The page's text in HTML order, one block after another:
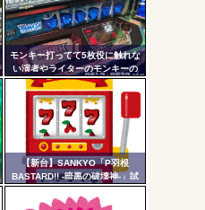
モンキー打ってて5枚役に触れな
い演者やライターのモンキーの
講釈とか薄寒いだけだよな
【新台】SANKYO「P羽根
BASTARD!! -暗黒の破壊神-」試
打動画公開後の反応まとめ！ポ
チーズっぽい役物で間違いなく